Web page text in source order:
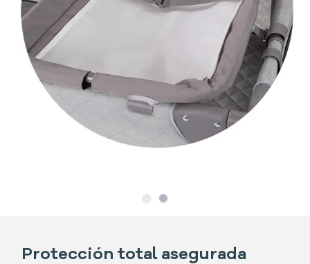
SlideSlide
Protección total asegurada